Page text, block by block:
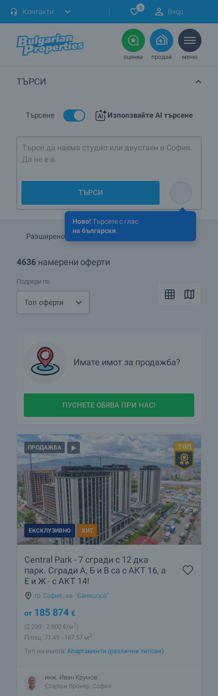
Контакти 0 Вход
оценка продай меню
ТЪРСИ
Търсене Използвайте AI търсене
Ново! Търсете с глас
на български.
Търся да наема студио или двустаен в София.
Да не е в Люлин
ТЪРСИ
Разширено търсене
4636 намерени оферти
Подреди по
Топ оферти
Имате имот за продажба?
ПУСНЕТЕ ОБЯВА ПРИ НАС!
ПРОДАЖБА
ЕКСКЛУЗИВНО ХИТ
Central Park - 7 сгради с 12 дка
парк. Сгради А, Б и В са с АКТ 16, а
Е и Ж - с АКТ 14!
гр. София кв. "Банишора"
от 185 874 €
(2 200 - 2 800 €/м2)
Площ: 71.49 - 187.57 м2
Тип на имота: Апартаменти (различни типове)
инж. Иван Крумов
Старши брокер, София